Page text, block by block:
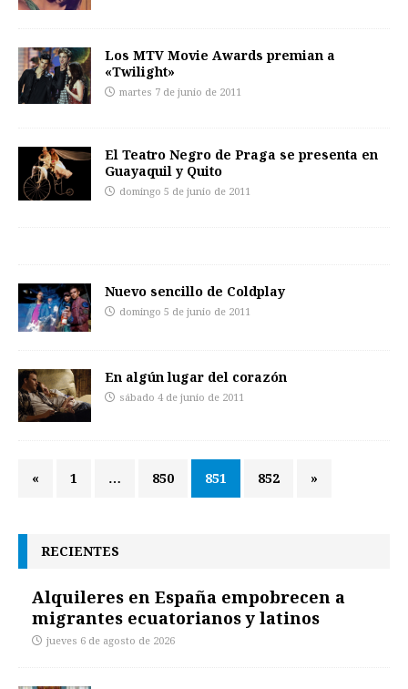
Los MTV Movie Awards premian a
«Twilight»
martes 7 de junio de 2011
El Teatro Negro de Praga se presenta en
Guayaquil y Quito
domingo 5 de junio de 2011
Nuevo sencillo de Coldplay
domingo 5 de junio de 2011
En algún lugar del corazón
sábado 4 de junio de 2011
« 1 … 850 851 852 »
RECIENTES
Alquileres en España empobrecen a
migrantes ecuatorianos y latinos
jueves 6 de agosto de 2026